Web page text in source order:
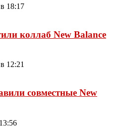
18:17
коллаб New Balance
12:21
совместные New